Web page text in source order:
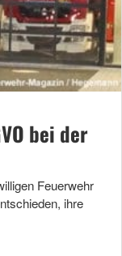
bei der
Feuerwehr
ihre